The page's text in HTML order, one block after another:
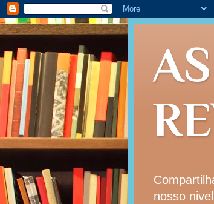
nosso